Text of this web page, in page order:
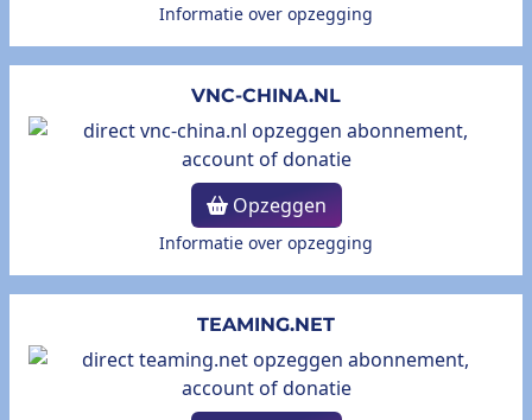
Informatie over opzegging
VNC-CHINA.NL
Opzeggen
Informatie over opzegging
TEAMING.NET